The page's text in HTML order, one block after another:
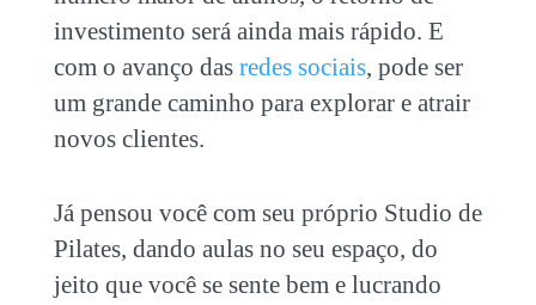
investimento será ainda mais rápido. E
com o avanço das redes sociais, pode ser
um grande caminho para explorar e atrair
novos clientes.
Já pensou você com seu próprio Studio de
Pilates, dando aulas no seu espaço, do
jeito que você se sente bem e lucrando